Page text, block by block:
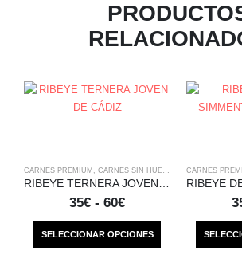
CARNES PREMIUM , CARNES SIN HUESO
RIBEYE TERNERA JOVEN DE CÁDIZ
35€ - 60€
SELECCIONAR OPCIONES
CARNES